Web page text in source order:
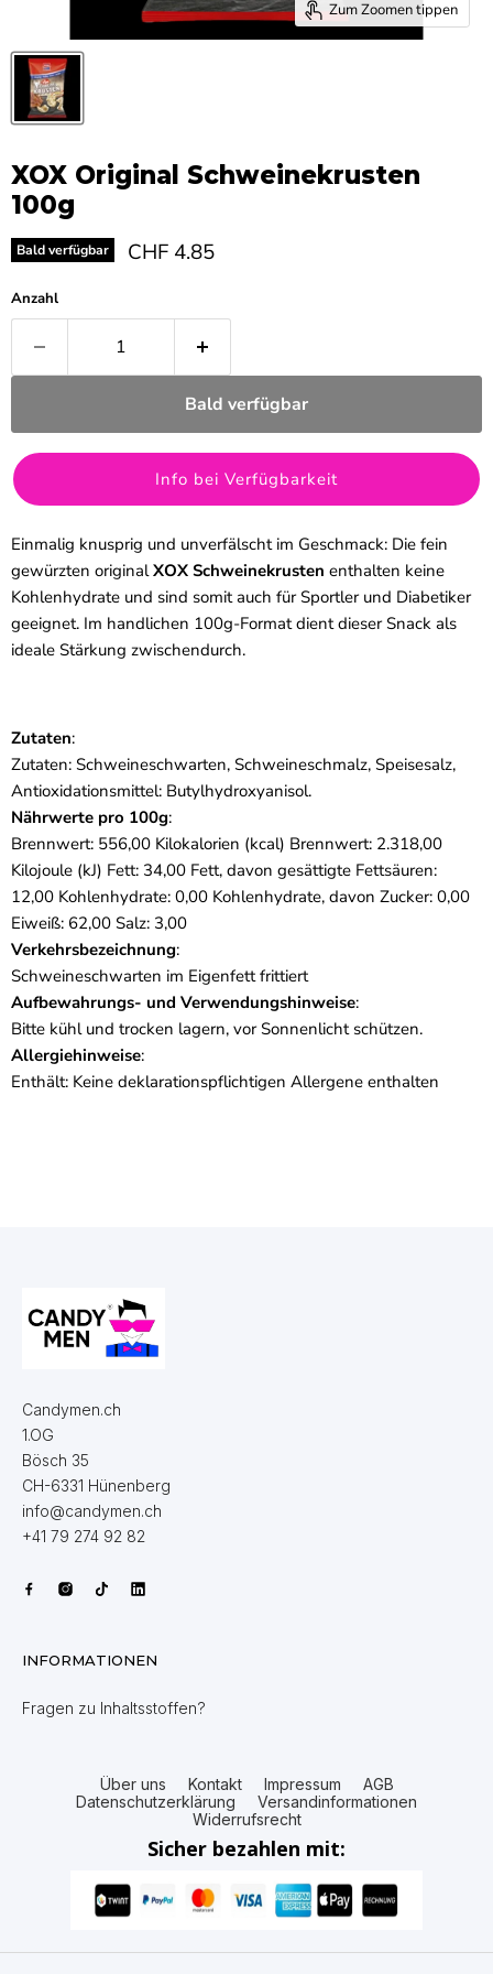
Zum Zoomen tippen
XOX Original Schweinekrusten
100g
Bald verfügbar Aktueller Preis
CHF 4.85
Anzahl
Bald verfügbar
Info bei Verfügbarkeit
Einmalig knusprig und unverfälscht im Geschmack: Die fein
gewürzten originalXOX Schweinekrusten enthalten keine
Kohlenhydrate und sind somit auch für Sportler und Diabetiker
geeignet. Im handlichen 100g-Format dient dieser Snack als
ideale Stärkung zwischendurch.
Zutaten:
Zutaten: Schweineschwarten, Schweineschmalz, Speisesalz,
Antioxidationsmittel: Butylhydroxyanisol.
Nährwerte pro 100g:
Brennwert: 556,00 Kilokalorien (kcal) Brennwert: 2.318,00
Kilojoule (kJ) Fett: 34,00 Fett, davon gesättigte Fettsäuren:
12,00 Kohlenhydrate: 0,00 Kohlenhydrate, davon Zucker: 0,00
Eiweiß: 62,00 Salz: 3,00
Verkehrsbezeichnung:
Schweineschwarten im Eigenfett frittiert
Aufbewahrungs- und Verwendungshinweise:
Bitte kühl und trocken lagern, vor Sonnenlicht schützen.
Allergiehinweise:
Enthält: Keine deklarationspflichtigen Allergene enthalten
Candymen.ch
1.OG
Bösch 35
CH-6331 Hünenberg
info@candymen.ch
+41 79 274 92 82
INFORMATIONEN
Fragen zu Inhaltsstoffen?
Über uns Kontakt Impressum
AGB
Datenschutzerklärung
Versandinformationen
Widerrufsrecht
Sicher bezahlen mit: